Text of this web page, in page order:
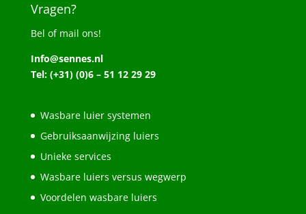
Vragen?
Bel of mail ons!
Info@sennes.nl
Tel: (+31) (0)6 – 51 12 29 29
Wasbare luier systemen
Gebruiksaanwijzing luiers
Unieke services
Wasbare luiers versus wegwerp
Voordelen wasbare luiers